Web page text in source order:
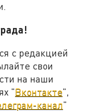
с редакцией
свои
на наши
"Вконтакте",
канал"